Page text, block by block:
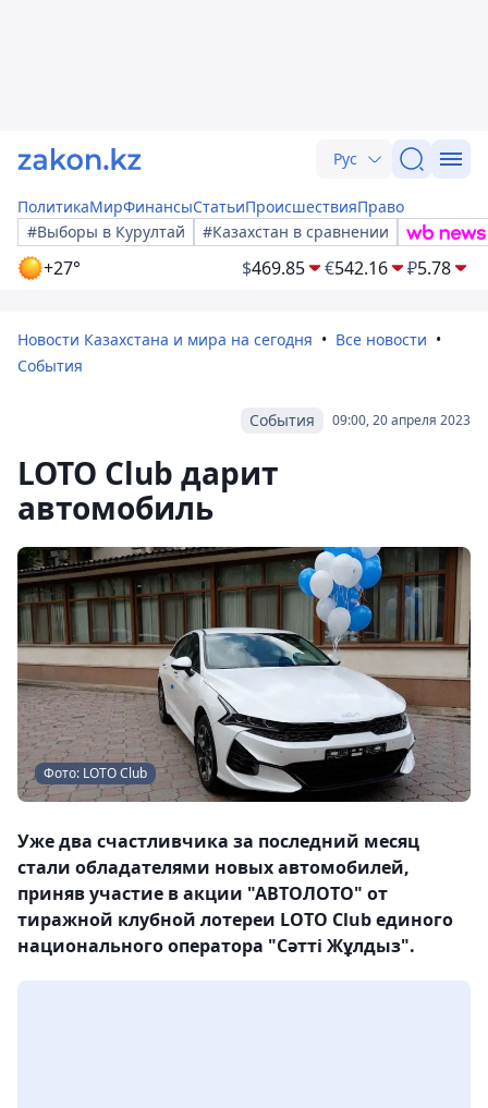
Рус
ПолитикаМирФинансыСтатьиПроисшествияПраво
#Выборы в Курултай
#Казахстан в сравнении
+27° $469.85 €542.16 ₽5.78
Новости Казахстана и мира на сегодня
Все новости
События
09:00, 20 апреля 2023
События
LOTO Club дарит
автомобиль
Фото: LOTO Club
Уже два счастливчика за последний месяц
стали обладателями новых автомобилей,
приняв участие в акции "АВТОЛОТО" от
тиражной клубной лотереи LOTO Club единого
национального оператора "Сәтті Жұлдыз".